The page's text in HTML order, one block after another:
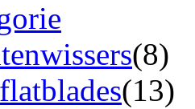
(8)
(13)